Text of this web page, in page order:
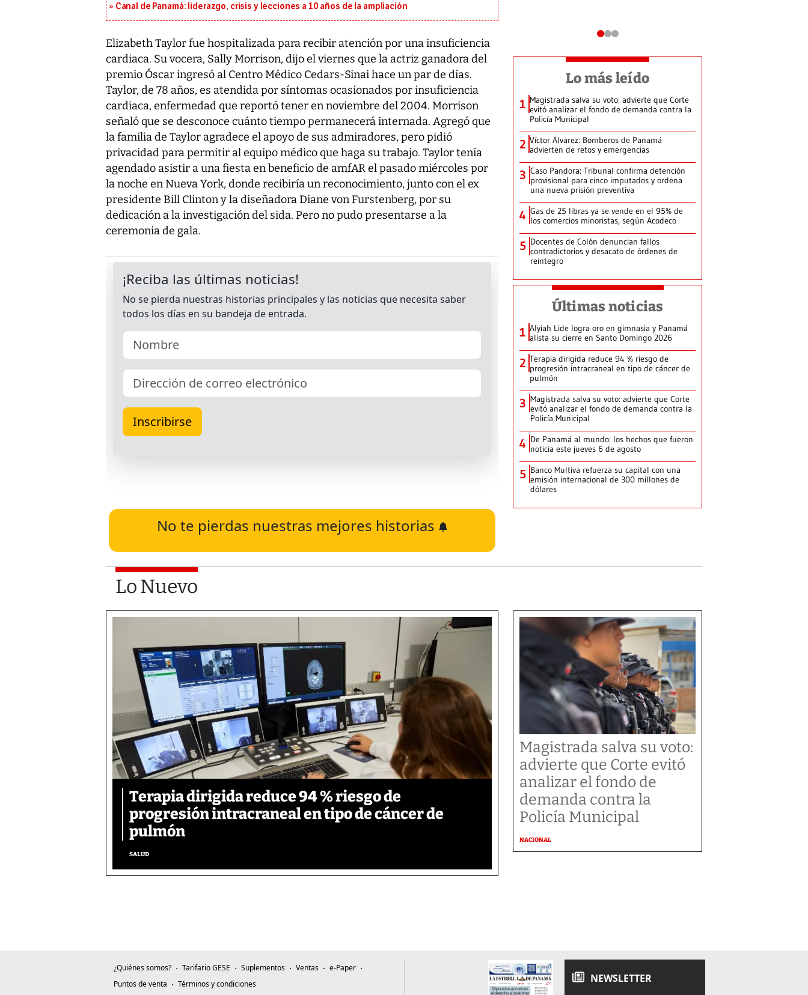
Canal de Panamá: liderazgo, crisis y lecciones a 10 años de la ampliación
Elizabeth Taylor fue hospitalizada para recibir atención por una insuficiencia
cardiaca. Su vocera, Sally Morrison, dijo el viernes que la actriz ganadora del
premio Óscar ingresó al Centro Médico Cedars-Sinai hace un par de días.
Taylor, de 78 años, es atendida por síntomas ocasionados por insuficiencia
cardiaca, enfermedad que reportó tener en noviembre del 2004. Morrison
señaló que se desconoce cuánto tiempo permanecerá internada. Agregó que
la familia de Taylor agradece el apoyo de sus admiradores, pero pidió
privacidad para permitir al equipo médico que haga su trabajo. Taylor tenía
agendado asistir a una fiesta en beneficio de amfAR el pasado miércoles por
la noche en Nueva York, donde recibiría un reconocimiento, junto con el ex
presidente Bill Clinton y la diseñadora Diane von Furstenberg, por su
dedicación a la investigación del sida. Pero no pudo presentarse a la
ceremonia de gala.
No te pierdas nuestras mejores historias
Lo más leído
1 Magistrada salva su voto: advierte que Corte
evitó analizar el fondo de demanda contra la
Policía Municipal
2 Víctor Álvarez: Bomberos de Panamá
advierten de retos y emergencias
3 Caso Pandora: Tribunal confirma detención
provisional para cinco imputados y ordena
una nueva prisión preventiva
4 Gas de 25 libras ya se vende en el 95% de
los comercios minoristas, según Acodeco
5 Docentes de Colón denuncian fallos
contradictorios y desacato de órdenes de
reintegro
Últimas noticias
1 Alyiah Lide logra oro en gimnasia y Panamá
alista su cierre en Santo Domingo 2026
2 Terapia dirigida reduce 94 % riesgo de
progresión intracraneal en tipo de cáncer de
pulmón
3 Magistrada salva su voto: advierte que Corte
evitó analizar el fondo de demanda contra la
Policía Municipal
4 De Panamá al mundo: los hechos que fueron
noticia este jueves 6 de agosto
5 Banco Multiva refuerza su capital con una
emisión internacional de 300 millones de
dólares
Lo Nuevo
Terapia dirigida reduce 94 % riesgo de
progresión intracraneal en tipo de cáncer de
pulmón
SALUD
Magistrada salva su voto:
advierte que Corte evitó
analizar el fondo de
demanda contra la
Policía Municipal
NACIONAL
¿Quiénes somos? Tarifario GESE Suplementos Ventas
e-Paper
Puntos de venta
Términos y condiciones NEWSLETTER